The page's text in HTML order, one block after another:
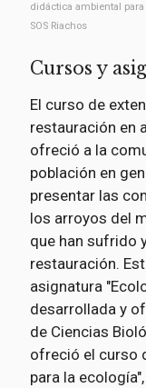
didáctica ambiental
SOS Riachos
Cursos y
El curso de
restauración en
ofreció a la
población en
presentar las
los arroyos del
que han sufrido
restauración.
asignatura
desarrollada y
de Ciencias
ofreció el curso
para la